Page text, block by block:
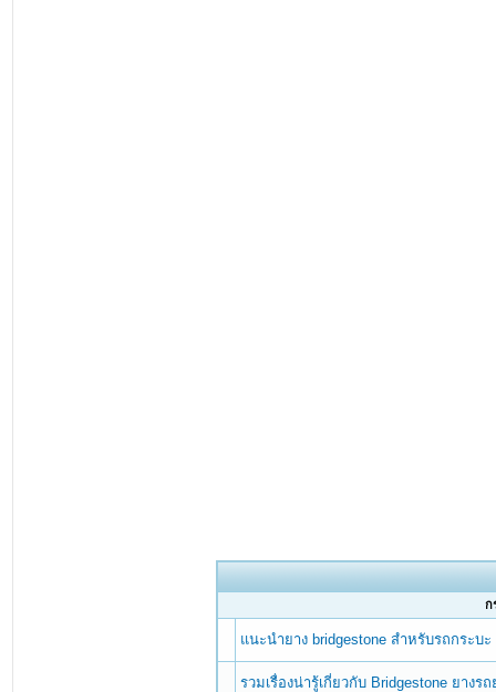
ก
แนะนำยาง bridgestone สำหรับรถกระบะ
รวมเรื่องน่ารู้เกี่ยวกับ Bridgestone ยาง